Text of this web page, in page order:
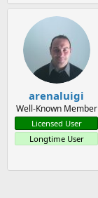
arenaluigi
Well-Known Member
Licensed User
Longtime User